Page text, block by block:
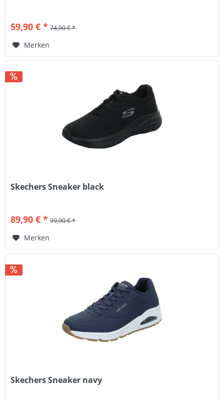
59,90 € * 74,90 € *
Merken
Skechers Sneaker black
89,90 € * 99,90 € *
Merken
Skechers Sneaker navy